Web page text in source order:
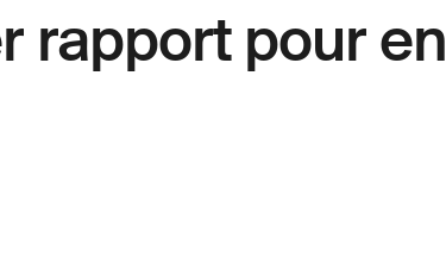
rapport pour en